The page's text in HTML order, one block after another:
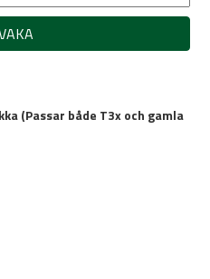
(Passar både T3x och gamla